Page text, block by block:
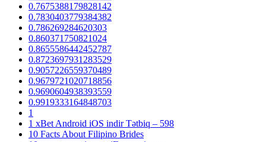
0.7675388179828142
0.7830403779384382
0.786269284620303
0.860371750821024
0.8655586442452787
0.8723697931283529
0.9057226559370489
0.9679721020718856
0.9690604938393559
0.9919333164848703
1
1 xBet Android iOS indir Tətbiq – 598
10 Facts About Filipino Brides